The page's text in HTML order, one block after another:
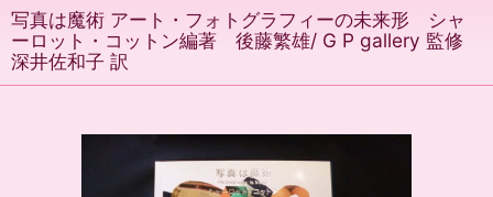
写真は魔術 アート・フォトグラフィーの未来形 シャ
ーロット・コットン編著 後藤繁雄/ G P gallery 監修
深井佐和子 訳